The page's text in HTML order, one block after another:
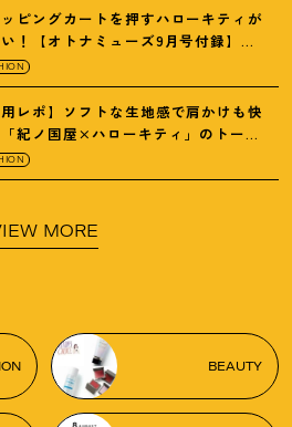
ピングカートを押すハローキティが
！
【オトナミューズ9月号付録】紀
バッグ
用レポ】ソフトな生地感で肩かけも快
紀ノ国屋×ハローキティ」のトート
ガシ使えて最高です
MORE
BEAUTY